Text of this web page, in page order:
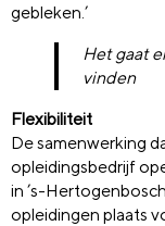
gebleken.’
Het gaat
vinden
Flexibiliteit
De samenwerking
opleidingsbedrijf
in ’s-
opleidingen plaats